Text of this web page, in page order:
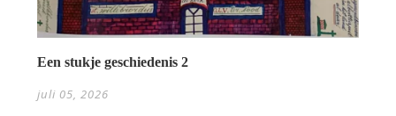
Een stukje geschiedenis 2
juli 05, 2026